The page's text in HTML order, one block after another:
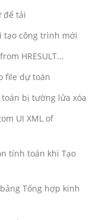
để tải
tạo công trình mới
HRESULT...
file dự toán
bị tường lửa xóa
UI XML of
tính toán khi Tạo
Tổng hợp kinh